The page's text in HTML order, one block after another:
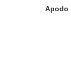
Apodo